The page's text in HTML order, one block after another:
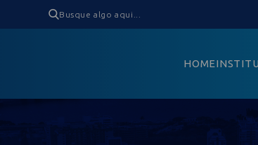
HOME